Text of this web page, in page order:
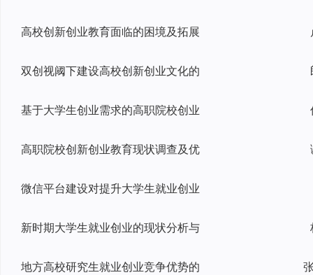
高校创新创业教育面临的困境及拓展
双创视阈下建设高校创新创业文化的
基于大学生创业需求的高职院校创业
高职院校创新创业教育现状调查及优
微信平台建设对提升大学生就业创业
新时期大学生就业创业的现状分析与
地方高校研究生就业创业竞争优势的